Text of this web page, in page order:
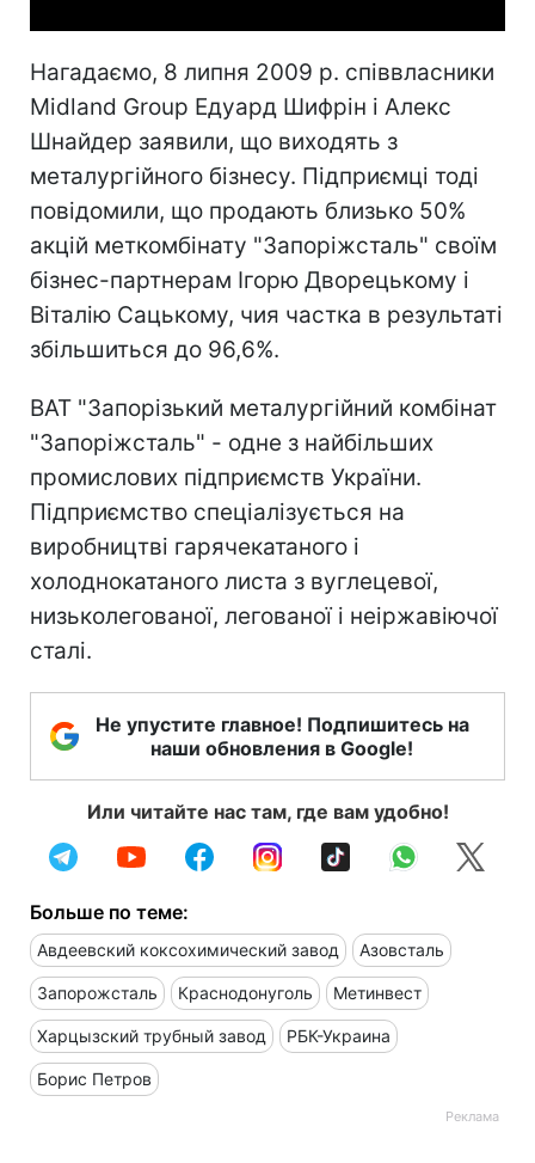
Нагадаємо, 8 липня 2009 р. співвласники
Midland Group Едуард Шифрін і Алекс
Шнайдер заявили, що виходять з
металургійного бізнесу. Підприємці тоді
повідомили, що продають близько 50%
акцій меткомбінату "Запоріжсталь" своїм
бізнес-партнерам Ігорю Дворецькому і
Віталію Сацькому, чия частка в результаті
збільшиться до 96,6%.
ВАТ "Запорізький металургійний комбінат
"Запоріжсталь" - одне з найбільших
промислових підприємств України.
Підприємство спеціалізується на
виробництві гарячекатаного і
холоднокатаного листа з вуглецевої,
низьколегованої, легованої і неіржавіючої
сталі.
Не упустите главное! Подпишитесь на
наши обновления в Google!
Или читайте нас там, где вам удобно!
Больше по теме:
Авдеевский коксохимический завод Азовсталь
Запорожсталь Краснодонуголь Метинвест
Харцызский трубный завод РБК-Украина
Борис Петров